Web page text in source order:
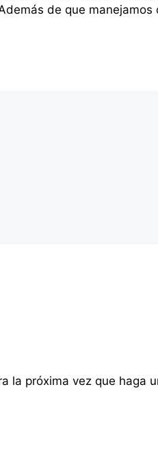
de que
la próxima vez que haga